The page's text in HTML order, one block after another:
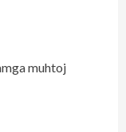
muhtoj